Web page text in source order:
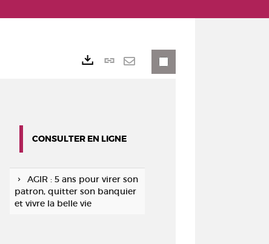
Lien
CONSULTER EN LIGNE
AGIR : 5 ans pour virer son
patron, quitter son banquier
et vivre la belle vie